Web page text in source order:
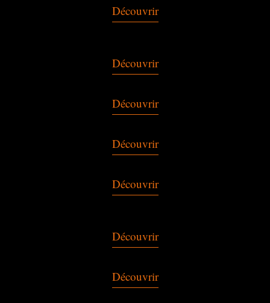
Découvrir
Découvrir
Découvrir
Découvrir
Découvrir
Découvrir
Découvrir